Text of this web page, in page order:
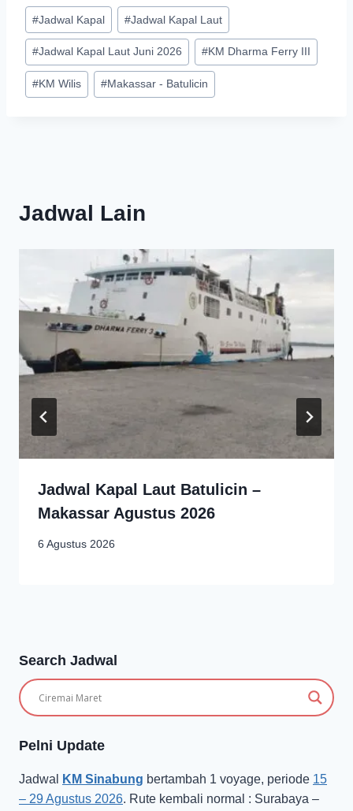
Post
Tags:
#Jadwal Kapal #Jadwal Kapal Laut
#Jadwal Kapal Laut Juni 2026 #KM Dharma Ferry III
#KM Wilis #Makassar - Batulicin
Jadwal Lain
Jadwal Kapal Laut Batulicin –
Makassar Agustus 2026
6 Agustus 2026
Search Jadwal
Pelni Update
Jadwal KM Sinabung bertambah 1 voyage, periode 15
– 29 Agustus 2026. Rute kembali normal : Surabaya –